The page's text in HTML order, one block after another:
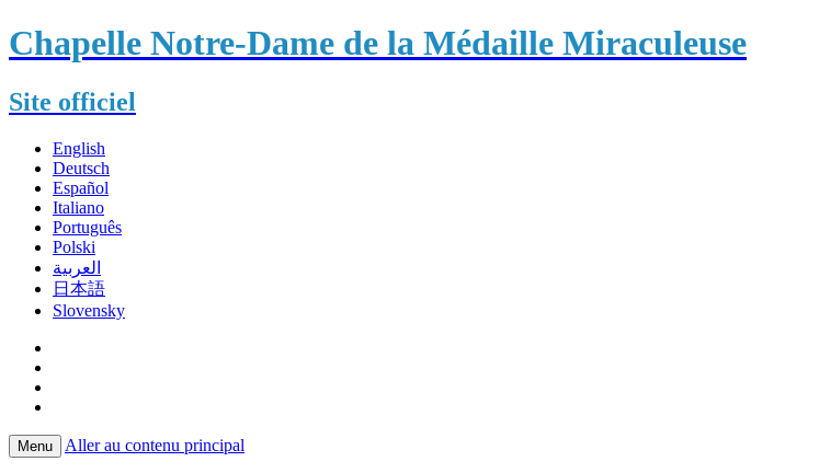
Chapelle Notre-Dame de la Médaille Miraculeuse
Site officiel
English
Deutsch
Español
Italiano
Português
Polski
العربية
日本語
Slovensky
Menu Aller au contenu principal